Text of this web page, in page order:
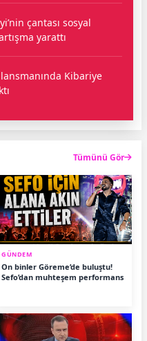
çantası sosyal
yarattı
Kibariye
Tümünü Gör
GÜNDEM
On binler Göreme’de buluştu!
Sefo’dan muhteşem performans